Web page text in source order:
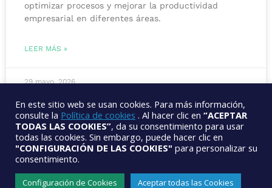
optimizar procesos y mejorar la productividad
empresarial en diferentes áreas.
LEER MÁS »
29 mayo, 2026
VER TODO
En este sitio web se usan cookies. Para más información,
consulte la Política de cookies . Al hacer clic en “ACEPTAR
TODAS LAS COOKIES”, da su consentimiento para usar
todas las cookies. Sin embargo, puede hacer clic en
"CONFIGURACIÓN DE LAS COOKIES" para personalizar su
consentimiento.
Configuración de Cookies Aceptar todas las Cookies